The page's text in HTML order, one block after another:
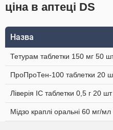
ціна в аптеці DS
Назва
Тетурам таблетки 150 мг 50
ПроПроТен-100 таблетки 20
Ліверія IC таблетки 0,5 г 20 шт
Мідзо краплі оральні 60 мг/